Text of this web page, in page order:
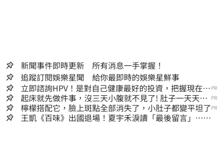
新聞事件即時更新 所有消息一手掌握！
追蹤訂閱娛樂星聞 給你最即時的娛樂星鮮事
立即諮詢HPV！是對自己健康最好的投資，把握現在不
嫌晚！
PR
起床就先做件事，沒三天小腹就不見了! 肚子一天天變
小！
PR
檸檬搭配它，臉上斑點全部消失了，小肚子都變平坦了 PR
王凱《百味》出國退場！夏宇禾淚讀「最後留言」…觀